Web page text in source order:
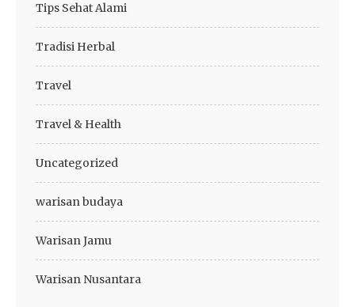
Tips Sehat Alami
Tradisi Herbal
Travel
Travel & Health
Uncategorized
warisan budaya
Warisan Jamu
Warisan Nusantara